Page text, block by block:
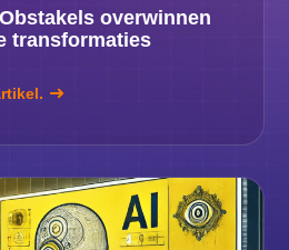
overwinnen
transformaties